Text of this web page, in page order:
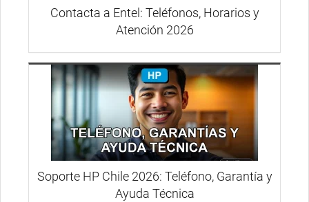
Contacta a Entel: Teléfonos, Horarios y
Atención 2026
Soporte HP Chile 2026: Teléfono, Garantía y
Ayuda Técnica